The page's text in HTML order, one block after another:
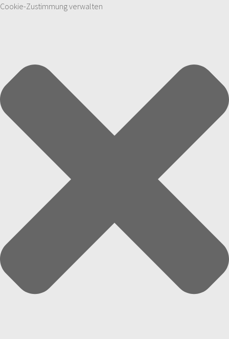
Cookie-Zustimmung verwalten